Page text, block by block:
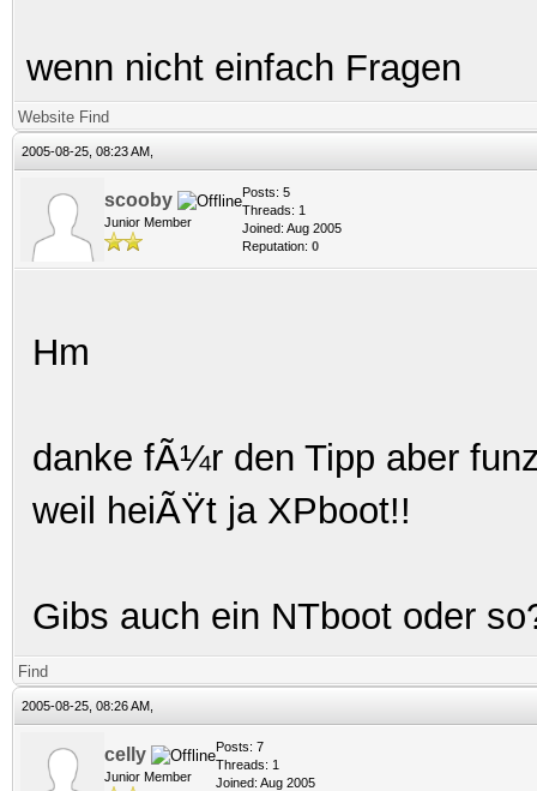
wenn nicht einfach Fragen
Website Find
2005-08-25, 08:23 AM,
scooby
Junior Member
Posts: 5
Threads: 1
Joined: Aug 2005
Reputation: 0
Hm
danke fÃ¼r den Tipp aber
weil heiÃŸt ja XPboot!!
Gibs auch ein NTboot oder
Find
2005-08-25, 08:26 AM,
celly
Junior Member
Posts: 7
Threads: 1
Joined: Aug 2005